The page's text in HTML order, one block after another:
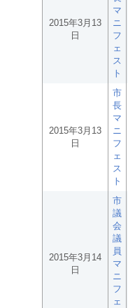
2015年3月13
日
マ
ニ
フ
ェ
ス
ト
2015年3月13
日
市
長
マ
ニ
フ
ェ
ス
ト
2015年3月14
日
市
議
会
議
員
マ
ニ
フ
ェ